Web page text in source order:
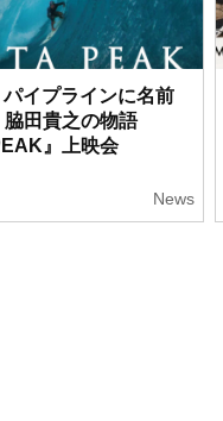
パイプラインに名前
田貴之の物語
』上映会
News